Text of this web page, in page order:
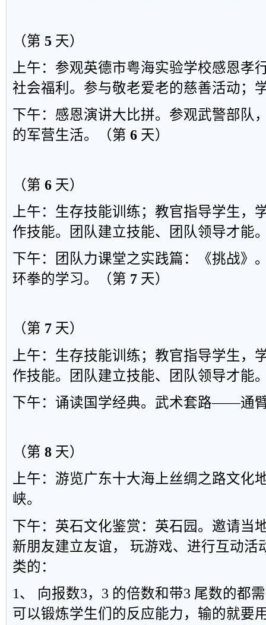
（第 5 天）
上午：参观英德市粤海实验学校感恩孝
社会福利。参与敬老爱老的慈善活动；
下午：感恩演讲大比拼。参观武警部队
的军营生活。（第 6 天）
（第 6 天）
上午：生存技能训练；教官指导学生，
作技能。团队建立技能、团队领导才能
下午：团队力课堂之实践篇 ： 《挑战》
环拳的学习。（第 7 天）
（第 7 天）
上午： 生存技能训练 ； 教官指导学生 ，
作技能。
团队建立技能、团队领导才能
下午：诵读国学经典。武术套路——通
（第 8 天）
上午：游览广东十大海上丝绸之路文化
峡。
下午：英石文化鉴赏：英石园。邀请当
新朋友建立友谊，
玩游戏、进行互动活
类的：
1、 向报数3，3 的倍数和带3 尾数的都
可以锻炼学生们的反应能力，输的就要